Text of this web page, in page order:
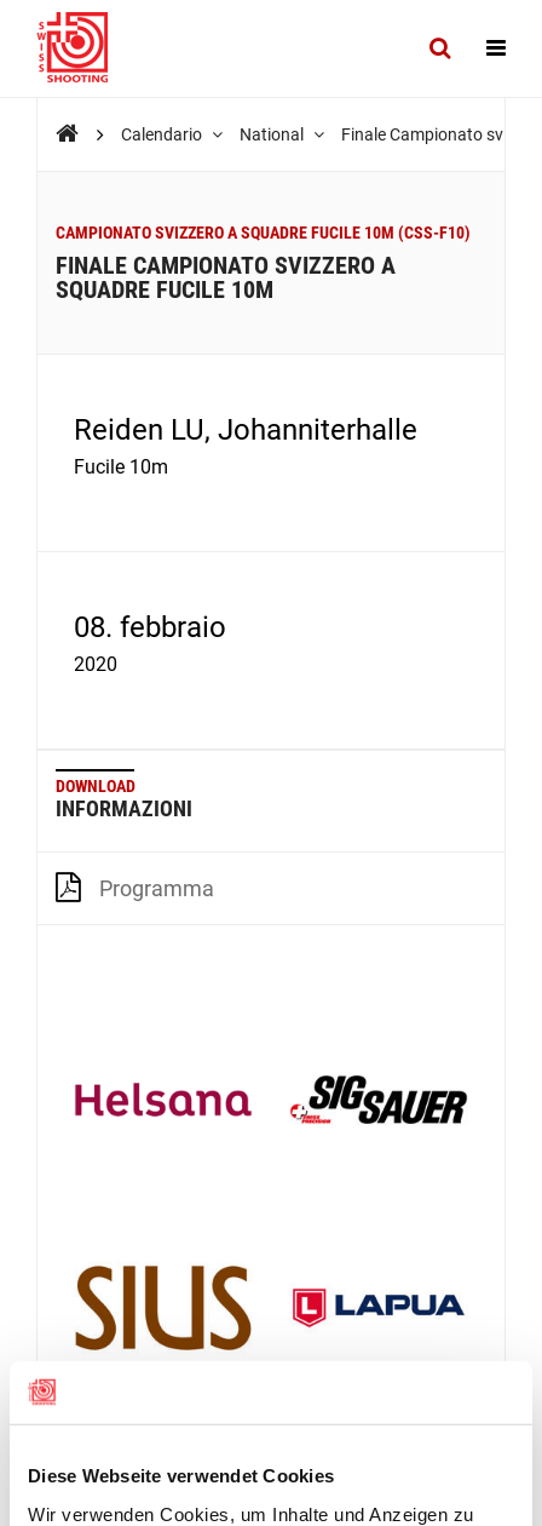
Diese Webseite verwendet Cookies
Wir verwenden Cookies, um Inhalte und Anzeigen zu
Calendario National Finale Campionato
CAMPIONATO SVIZZERO A SQUADRE FUCILE 10M (CSS-F10)
FINALE CAMPIONATO SVIZZERO A
SQUADRE FUCILE 10M
Reiden LU, Johanniterhalle
Fucile 10m
08. febbraio
2020
DOWNLOAD
INFORMAZIONI
Programma